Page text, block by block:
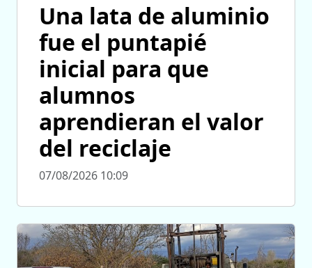
Una lata de aluminio
fue el puntapié
inicial para que
alumnos
aprendieran el valor
del reciclaje
07/08/2026 10:09